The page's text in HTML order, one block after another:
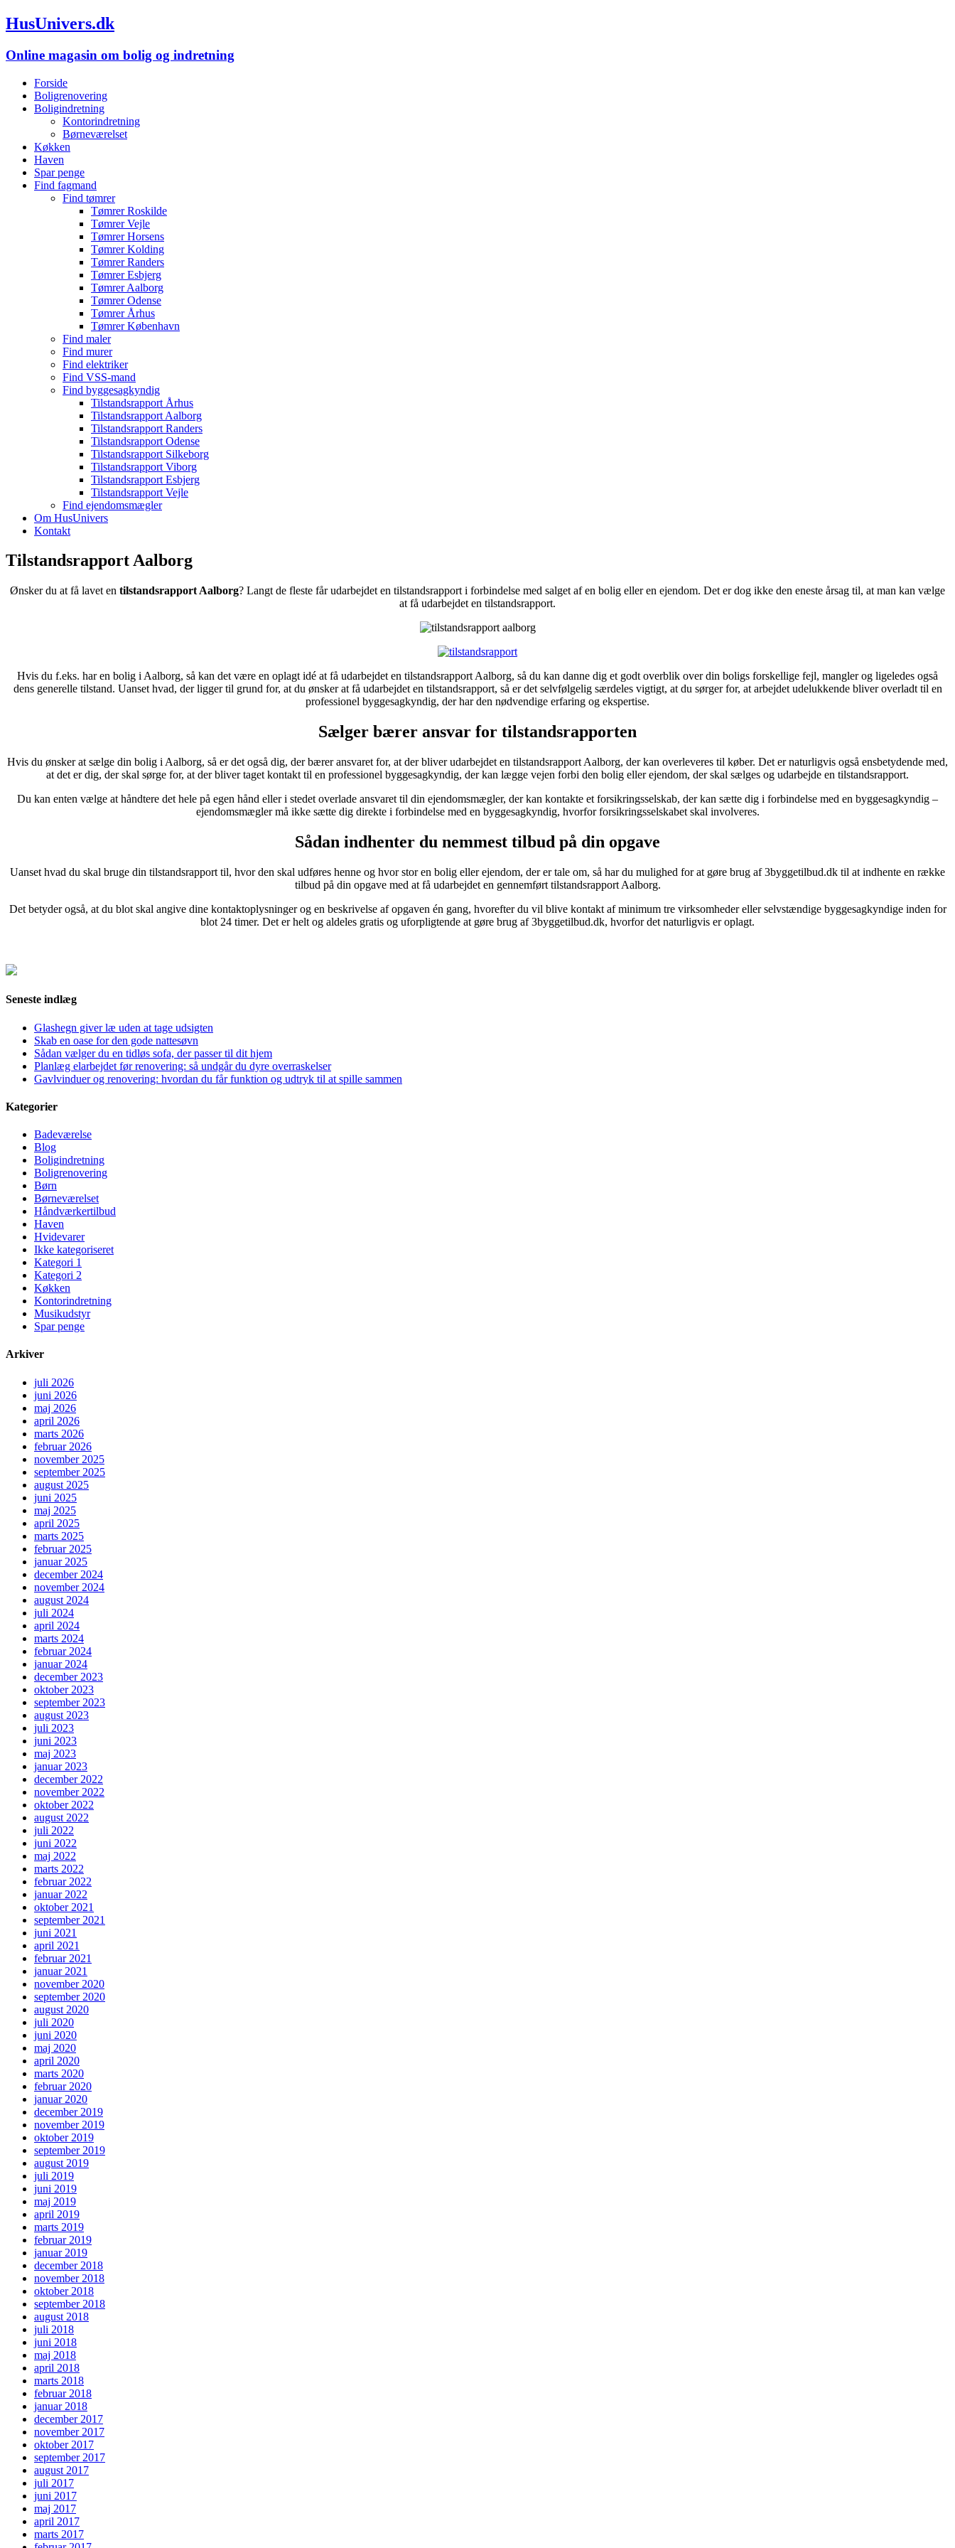
HusUnivers.dk
Online magasin om bolig og indretning
Forside
Boligrenovering
Boligindretning
Kontorindretning
Børneværelset
Køkken
Haven
Spar penge
Find fagmand
Find tømrer
Tømrer Roskilde
Tømrer Vejle
Tømrer Horsens
Tømrer Kolding
Tømrer Randers
Tømrer Esbjerg
Tømrer Aalborg
Tømrer Odense
Tømrer Århus
Tømrer København
Find maler
Find murer
Find elektriker
Find VSS-mand
Find byggesagkyndig
Tilstandsrapport Århus
Tilstandsrapport Aalborg
Tilstandsrapport Randers
Tilstandsrapport Odense
Tilstandsrapport Silkeborg
Tilstandsrapport Viborg
Tilstandsrapport Esbjerg
Tilstandsrapport Vejle
Find ejendomsmægler
Om HusUnivers
Kontakt
Tilstandsrapport Aalborg
Ønsker du at få lavet en tilstandsrapport Aalborg? Langt de fleste får udarbejdet en tilstandsrapport i forbindelse med salget af en bolig eller en ejendom. Det er dog ikke den eneste årsag til, at man kan vælge
at få udarbejdet en tilstandsrapport.
Hvis du f.eks. har en bolig i Aalborg, så kan det være en oplagt idé at få udarbejdet en tilstandsrapport Aalborg, så du kan danne dig et godt overblik over din boligs forskellige fejl, mangler og ligeledes også
dens generelle tilstand. Uanset hvad, der ligger til grund for, at du ønsker at få udarbejdet en tilstandsrapport, så er det selvfølgelig særdeles vigtigt, at du sørger for, at arbejdet udelukkende bliver overladt til en
professionel byggesagkyndig, der har den nødvendige erfaring og ekspertise.
Sælger bærer ansvar for tilstandsrapporten
Hvis du ønsker at sælge din bolig i Aalborg, så er det også dig, der bærer ansvaret for, at der bliver udarbejdet en tilstandsrapport Aalborg, der kan overleveres til køber. Det er naturligvis også ensbetydende med,
at det er dig, der skal sørge for, at der bliver taget kontakt til en professionel byggesagkyndig, der kan lægge vejen forbi den bolig eller ejendom, der skal sælges og udarbejde en tilstandsrapport.
Du kan enten vælge at håndtere det hele på egen hånd eller i stedet overlade ansvaret til din ejendomsmægler, der kan kontakte et forsikringsselskab, der kan sætte dig i forbindelse med en byggesagkyndig –
ejendomsmægler må ikke sætte dig direkte i forbindelse med en byggesagkyndig, hvorfor forsikringsselskabet skal involveres.
Sådan indhenter du nemmest tilbud på din opgave
Uanset hvad du skal bruge din tilstandsrapport til, hvor den skal udføres henne og hvor stor en bolig eller ejendom, der er tale om, så har du mulighed for at gøre brug af 3byggetilbud.dk til at indhente en række
tilbud på din opgave med at få udarbejdet en gennemført tilstandsrapport Aalborg.
Det betyder også, at du blot skal angive dine kontaktoplysninger og en beskrivelse af opgaven én gang, hvorefter du vil blive kontakt af minimum tre virksomheder eller selvstændige byggesagkyndige inden for
blot 24 timer. Det er helt og aldeles gratis og uforpligtende at gøre brug af 3byggetilbud.dk, hvorfor det naturligvis er oplagt.
Seneste indlæg
Glashegn giver læ uden at tage udsigten
Skab en oase for den gode nattesøvn
Sådan vælger du en tidløs sofa, der passer til dit hjem
Planlæg elarbejdet før renovering: så undgår du dyre overraskelser
Gavlvinduer og renovering: hvordan du får funktion og udtryk til at spille sammen
Kategorier
Badeværelse
Blog
Boligindretning
Boligrenovering
Børn
Børneværelset
Håndværkertilbud
Haven
Hvidevarer
Ikke kategoriseret
Kategori 1
Kategori 2
Køkken
Kontorindretning
Musikudstyr
Spar penge
Arkiver
juli 2026
juni 2026
maj 2026
april 2026
marts 2026
februar 2026
november 2025
september 2025
august 2025
juni 2025
maj 2025
april 2025
marts 2025
februar 2025
januar 2025
december 2024
november 2024
august 2024
juli 2024
april 2024
marts 2024
februar 2024
januar 2024
december 2023
oktober 2023
september 2023
august 2023
juli 2023
juni 2023
maj 2023
januar 2023
december 2022
november 2022
oktober 2022
august 2022
juli 2022
juni 2022
maj 2022
marts 2022
februar 2022
januar 2022
oktober 2021
september 2021
juni 2021
april 2021
februar 2021
januar 2021
november 2020
september 2020
august 2020
juli 2020
juni 2020
maj 2020
april 2020
marts 2020
februar 2020
januar 2020
december 2019
november 2019
oktober 2019
september 2019
august 2019
juli 2019
juni 2019
maj 2019
april 2019
marts 2019
februar 2019
januar 2019
december 2018
november 2018
oktober 2018
september 2018
august 2018
juli 2018
juni 2018
maj 2018
april 2018
marts 2018
februar 2018
januar 2018
december 2017
november 2017
oktober 2017
september 2017
august 2017
juli 2017
juni 2017
maj 2017
april 2017
marts 2017